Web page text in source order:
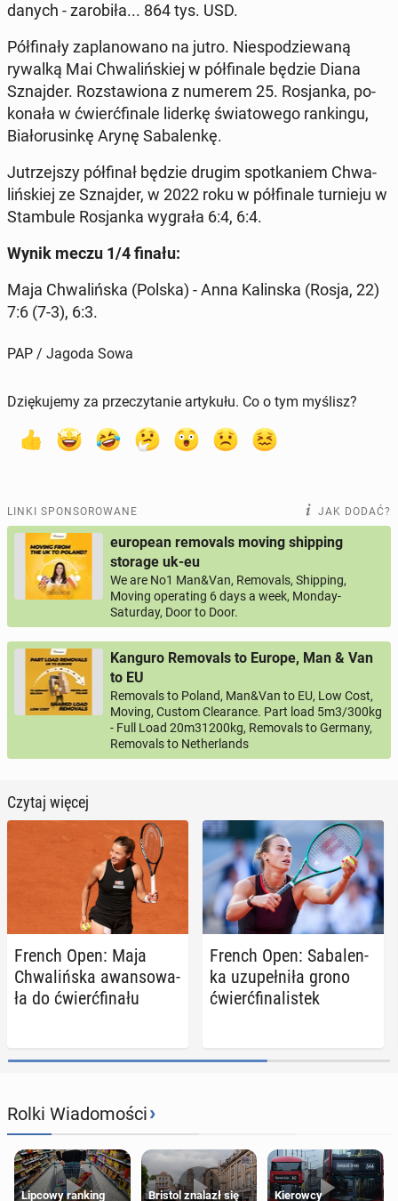
danych - za­ro­bi­ła... 864 tys. USD.
Pół­fi­na­ły za­pla­no­wa­no na jutro. Nie­spo­dzie­wa­ną
rywalką Mai Chwa­liń­skiej w pół­fi­na­le będzie Diana
Sznaj­der. Roz­sta­wio­na z numerem 25. Ro­sjan­ka, po­
ko­na­ła w ćwierć­fi­na­le liderkę świa­to­we­go ran­kin­gu,
Bia­ło­ru­sin­kę Arynę Sa­ba­len­kę.
Ju­trzej­szy pół­fi­nał będzie drugim spo­tka­niem Chwa­
liń­skiej ze Sznaj­der, w 2022 roku w pół­fi­na­le tur­nie­ju w
Stam­bu­le Ro­sjan­ka wygrała 6:4, 6:4.
Wynik meczu 1/4 finału:
Maja Chwa­liń­ska (Polska) - Anna Ka­lin­ska (Rosja, 22)
7:6 (7-3), 6:3.
PAP / Jagoda Sowa
Dziękujemy za przeczytanie artykułu. Co o tym myślisz?
LINKI SPONSOROWANE JAK DODAĆ?
european removals moving shipping
storage uk-eu
We are No1 Man&Van, Removals, Shipping,
Moving operating 6 days a week, Monday-
Saturday, Door to Door.
Kanguro Removals to Europe, Man & Van
to EU
Removals to Poland, Man&Van to EU, Low Cost,
Moving, Custom Clearance. Part load 5m3/300kg
- Full Load 20m31200kg, Removals to Germany,
Removals to Netherlands
Czytaj więcej
French Open: Maja
Chwa­liń­ska awan­so­wa­
ła do ćwierć­fi­na­łu
French Open: Sa­ba­len­
ka uzu­peł­ni­ła grono
ćwierć­fi­na­li­stek
Rolki Wiadomości›
Lipcowy ranking Bristol znalazł się Kierowcy